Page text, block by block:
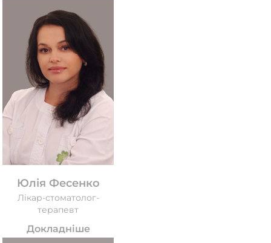
Юлія Фесенко
Лікар-стоматолог-
терапевт
Докладніше